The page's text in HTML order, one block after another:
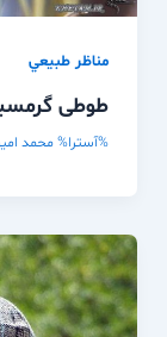
مناظر طبيعي
طوطی
%آسترا% محمد